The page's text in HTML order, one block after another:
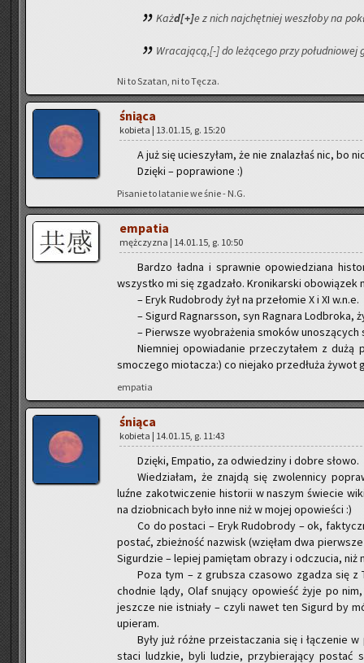
Każd[+]e z nich naj­chęt­niej we­szło­by na
Wra­ca­ją­cą,[-] do le­żą­ce­go przy
Ni to Sza­tan, ni to Tęcza.
śnią­ca
ko­bie­ta | 13.01.15, g. 15:20
A już się ucie­szy­łam, że nie zna­la­złaś nic, bo
Dzię­ki – po­pra­wio­ne :)
Pi­sa­nie to la­ta­nie we śnie - N.G.
em­pa­tia
męż­czy­zna | 14.01.15, g. 10:50
Bar­dzo ładna i spraw­nie opo­wie­dzia­na
wszyst­ko mi się zga­dza­ło. Kro­ni­kar­ski obo­wią­zek
– Eryk Ru­do­bro­dy żył na prze­ło­mie X i XI w.n.e.
– Si­gurd Ra­gnars­son, syn Ra­gna­ra Lod­bro­ka,
– Pierw­sze wy­obra­że­nia smo­ków uno­szą­cych
Nie­mniej opo­wia­da­nie prze­czy­ta­łem z dużą
smo­cze­go mio­ta­cza:) co nie­ja­ko prze­dłu­ża żywot
em­pa­tia
śnią­ca
ko­bie­ta | 14.01.15, g. 11:43
Dzię­ki, Em­pa­tio, za od­wie­dzi­ny i dobre słowo.
Wie­dzia­łam, że znaj­dą się zwo­len­ni­cy
luźne za­ko­twi­cze­nie hi­sto­rii w na­szym świe­cie
na dziob­ni­cach było inne niż w mojej opo­wie­ści :)
Co do po­sta­ci – Eryk Ru­do­bro­dy – ok,
po­stać, zbież­ność na­zwisk (wzię­łam dwa
Si­gur­dzie – le­piej pa­mię­tam ob­ra­zy i od­czu­cia, niż
Poza tym – z grub­sza cza­so­wo zga­dza się z
chod­nie lądy, Olaf snu­ją­cy opo­wieść żyje po
jesz­cze nie ist­nia­ły – czyli nawet ten Si­gurd by
upie­ram.
Były już różne prze­ista­cza­nia się i łą­cze­nie
sta­ci ludz­kie, byli lu­dzie, przy­bie­ra­ją­cy po­stać